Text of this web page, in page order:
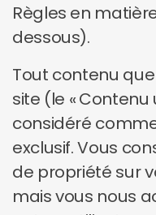
Règles en
dessous).
Tout contenu
site (le «
considéré
exclusif. Vous
de propriété sur
mais vous nous